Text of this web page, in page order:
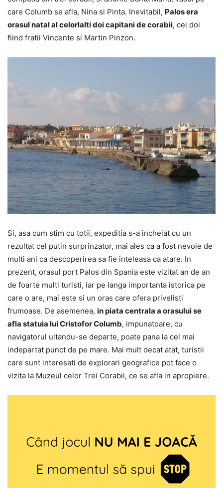
care Columb se afla, Nina si Pinta. Inevitabil, Palos era
orasul natal al celorlalti doi capitani de corabii, cei doi
fiind fratii Vincente si Martin Pinzon.
Si, asa cum stim cu totii, expeditia s-a incheiat cu un
rezultat cel putin surprinzator, mai ales ca a fost nevoie de
multi ani ca descoperirea sa fie inteleasa ca atare. In
prezent, orasul port Palos din Spania este vizitat an de an
de foarte multi turisti, iar pe langa importanta istorica pe
care o are, mai este si un oras care ofera privelisti
frumoase. De asemenea, in piata centrala a orasului se
afla statuia lui Cristofor Columb, impunatoare, cu
navigatorul uitandu-se departe, poate pana la cel mai
indepartat punct de pe mare. Mai mult decat atat, turistii
care sunt interesati de explorari geografice pot face o
vizita la Muzeul celor Trei Corabii, ce se afla in apropiere.